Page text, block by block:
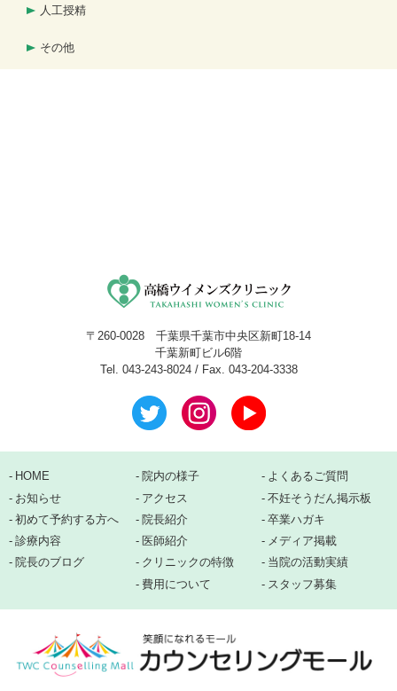
人工授精
その他
〒260-0028 千葉県千葉市中央区新町18-14
千葉新町ビル6階
Tel. 043-243-8024 / Fax. 043-204-3338
HOME
お知らせ
初めて予約する方へ
診療内容
院長のブログ
院内の様子
アクセス
院長紹介
医師紹介
クリニックの特徴
費用について
よくあるご質問
不妊そうだん掲示板
卒業ハガキ
メディア掲載
当院の活動実績
スタッフ募集